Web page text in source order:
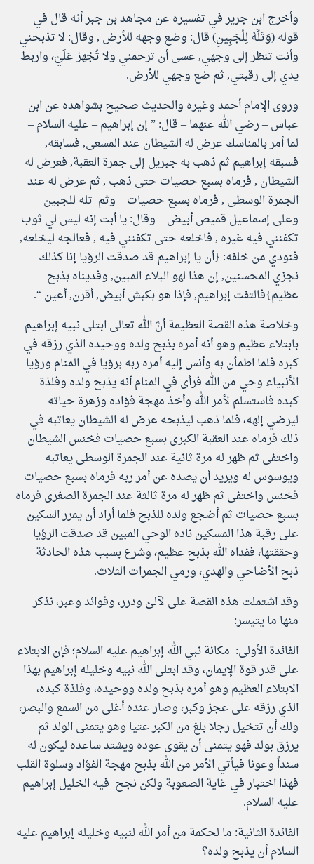
وأخرج ابن جرير في تفسيره عن مجاهد بن جبر أنه قال في
قوله (وَتَلَّهُ لِلْجَبِينِ) قال: وضع وجهه للأرض , وقال: لا تذبحني
وأنت تنظر إلى وجهي, عسى أن ترحمني ولا تُجْهز عَلَيّ، واربط
يدي إلى رقبتي, ثم ضع وجهي للأرض.
وروى الإمام أحمد وغيره والحديث صحيح بشواهده عن ابن
عباس – رضي الله عنهما – قال: ” إن إبراهيم – عليه السلام –
لما أمر بالمناسك عرض له الشيطان عند المسعى, فسابقه,
فسبقه إبراهيم ثم ذهب به جبريل إلى جمرة العقبة, فعرض له
الشيطان , فرماه بسبع حصيات حتى ذهب , ثم عرض له عند
الجمرة الوسطى , فرماه بسبع حصيات – وثم تله للجبين
وعلى إسماعيل قميص أبيض – وقال: يا أبت إنه ليس لي ثوب
تكفنني فيه غيره , فاخلعه حتى تكفنني فيه , فعالجه ليخلعه,
فنودي من خلفه: {أن يا إبراهيم قد صدقت الرؤيا إنا كذلك
نجزي المحسنين, إن هذا لهو البلاء المبين, وفديناه بذبح
عظيم}فالتفت إبراهيم, فإذا هو بكبش أبيض, أقرن, أعين “.
وخلاصة هذه القصة العظيمة أنَّ الله تعالى ابتلى نبيه إبراهيم
بابتلاء عظيم وهو أنه أمره بذبح ولده ووحيده الذي رزقه في
كبره فلما اطمأن به وأنس إليه أمره ربه برؤيا في المنام ورؤيا
الأنبياء وحي من الله فرأى في المنام أنه يذبح ولده وفلذة
كبده فاستسلم لأمر الله وأخذ مهجة فؤاده وزهرة حياته
ليرضي إلهه، فلما ذهب ليذبحه عرض له الشيطان يعاتبه في
ذلك فرماه عند العقبة الكبرى بسبع حصيات فخنس الشيطان
واختفى ثم ظهر له مرة ثانية عند الجمرة الوسطى يعاتبه
ويوسوس له ويريد أن يصده عن أمر ربه فرماه بسبع حصيات
فخنس واختفى ثم ظهر له مرة ثالثة عند الجمرة الصغرى فرماه
بسبع حصيات ثم أضجع ولده للذبح فلما أراد أن يمرر السكين
على رقبة هذا المسكين ناده الوحي المبين قد صدقت الرؤيا
وحققتها، ففداه الله بذبح عظيم، وشرع بسبب هذه الحادثة
ذبح الأضاحي والهدي، ورمي الجمرات الثلاث.
وقد اشتملت هذه القصة على لآلئ ودرر، وفوائد وعبر، نذكر
منها ما يتيسر:
الفائدة الأولى: مكانة نبي الله إبراهيم عليه السلام؛ فإن الابتلاء
على قدر قوة الإيمان، وقد ابتلى الله نبيه وخليله إبراهيم بهذا
الابتلاء العظيم وهو أمره بذبح ولده ووحيده، وفلذة كبده،
الذي رزقه على عجز وكبر، وصار عنده أغلى من السمع والبصر،
ولك أن تتخيل رجلا بلغ من الكبر عتيا وهو يتمنى الولد ثم
يرزق بولد فهو يتمنى أن يقوى عوده ويشتد ساعده ليكون له
سنداً وعونا فيأتي الأمر من الله بذبح مهجة الفؤاد وسلوة القلب
فهذا اختبار في غاية الصعوبة ولكن نجح فيه الخليل إبراهيم
عليه السلام.
الفائدة الثانية: ما لحكمة من أمر الله لنبيه وخليله إبراهيم عليه
السلام أن يذبح ولده؟